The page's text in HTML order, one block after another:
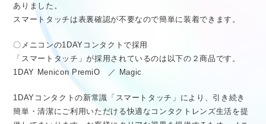
ありました。
スマートタッチは表裏確認が不要なので簡単に装着できます。
〇メニコンの1DAYコンタクトで採用
「スマートタッチ」が採用されているのは以下の２商品です。
1DAY Menicon PremiO ／ Magic
1DAYコンタクトの新常識「スマートタッチ」により、引き続き
簡単・清潔にご利用いただける快適なコンタクトレンズ生活を提